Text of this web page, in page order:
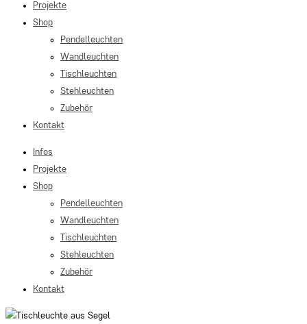
Projekte
Shop
Pendelleuchten
Wandleuchten
Tischleuchten
Stehleuchten
Zubehör
Kontakt
Infos
Projekte
Shop
Pendelleuchten
Wandleuchten
Tischleuchten
Stehleuchten
Zubehör
Kontakt